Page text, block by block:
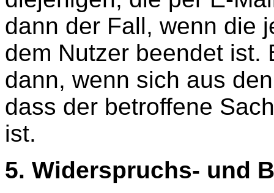
dann der Fall, wenn die
dem Nutzer beendet ist.
dann, wenn sich aus
dass der betroffene
ist.
5. Widerspruchs- und